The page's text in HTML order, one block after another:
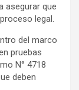
asegurar que
legal.
del marco
pruebas
N° 4718
deben